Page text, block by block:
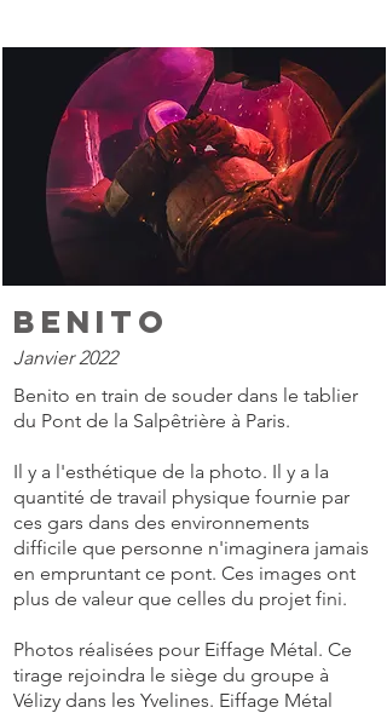
Benito
Janvier 2022
Benito en train de souder dans le tablier
du Pont de la Salpêtrière à Paris.
Il y a l'esthétique de la photo. Il y a la
quantité de travail physique fournie par
ces gars dans des environnements
difficile que personne n'imaginera jamais
en empruntant ce pont. Ces images ont
plus de valeur que celles du projet fini.
Photos réalisées pour Eiffage Métal. Ce
tirage rejoindra le siège du groupe à
Vélizy dans les Yvelines. Eiffage Métal